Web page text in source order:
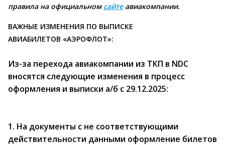
правила на официальном сайтеавиакомпании.
ВАЖНЫЕ ИЗМЕНЕНИЯ ПО ВЫПИСКЕ
АВИАБИЛЕТОВ «АЭРОФЛОТ»:
Из-за перехода авиакомпании из ТКП в NDC
вносятся следующие изменения в процесс
оформления и выписки а/б c 29.12.2025:
1. На документы с не соответствующими
действительности данными оформление билетов